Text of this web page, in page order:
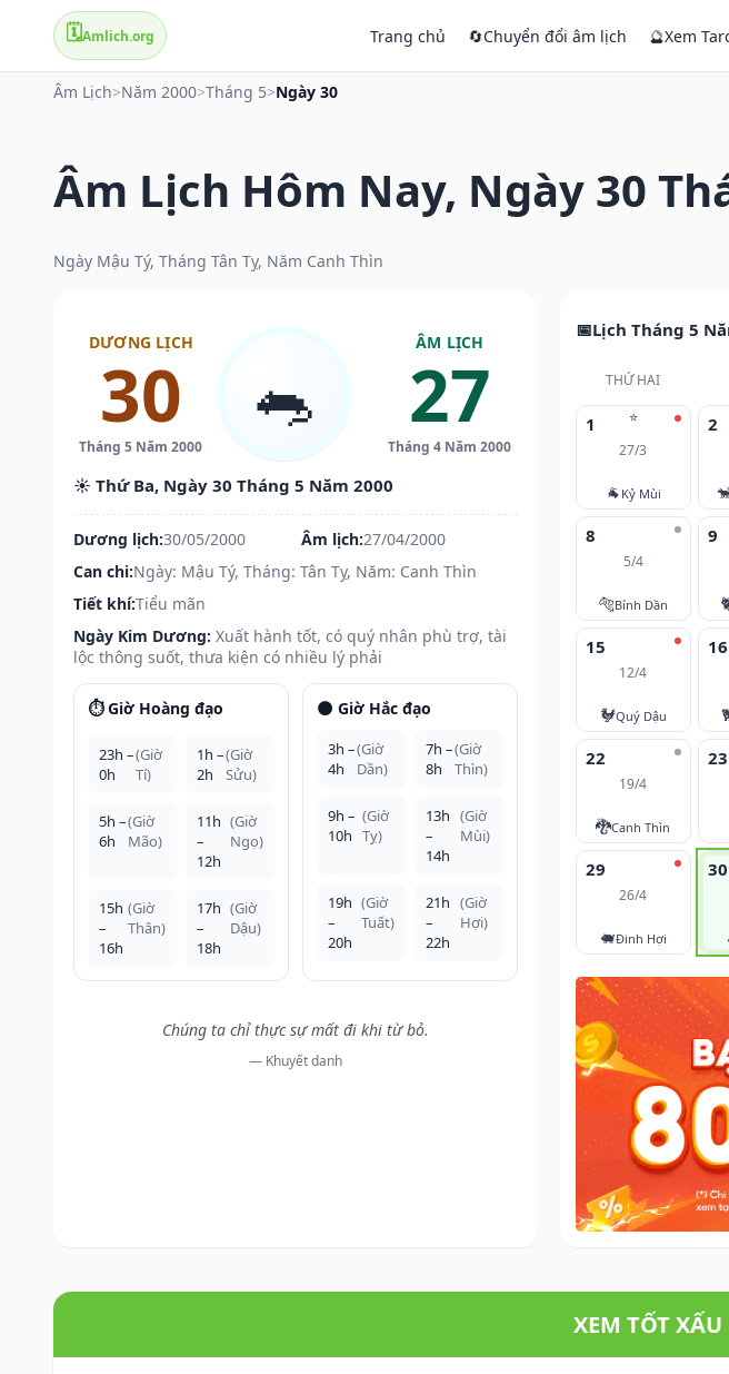
🗓️Amlich.org Trang chủ 🔄Chuyển đổi âm lịch 🔮Xem
Âm Lịch>Năm 2000>Tháng 5>Ngày 30
Âm Lịch Hôm Nay, Ngày 30
Ngày Mậu Tý, Tháng Tân Tỵ, Năm Canh Thìn
DƯƠNG LỊCH
30
Tháng 5 Năm 2000
🐀
ÂM LỊCH
27
Tháng 4 Năm 2000
☀️ Thứ Ba, Ngày 30 Tháng 5 Năm 2000
Dương lịch:30/05/2000 Âm lịch:27/04/2000
Can chi:Ngày: Mậu Tý, Tháng: Tân Tỵ, Năm: Canh Thìn
Tiết khí:Tiểu mãn
Ngày Kim Dương: Xuất hành tốt, có quý nhân phù trợ, tài
lộc thông suốt, thưa kiện có nhiều lý phải
⏱️ Giờ Hoàng đạo
23h –
0h
(Giờ
Tí)
1h –
2h
(Giờ
Sửu)
5h –
6h
(Giờ
Mão)
11h
–
12h
(Giờ
Ngọ)
15h
–
16h
(Giờ
Thân)
17h
–
18h
(Giờ
Dậu)
🌑 Giờ Hắc đạo
3h –
4h
(Giờ
Dần)
7h –
8h
(Giờ
Thìn)
9h –
10h
(Giờ
Tỵ)
13h
–
14h
(Giờ
Mùi)
19h
–
20h
(Giờ
Tuất)
21h
–
22h
(Giờ
Hợi)
Chúng ta chỉ thực sự mất đi khi từ bỏ.
— Khuyết danh
Lịch Tháng 5
THỨ HAI
⭐
1
27/3
🐐 Kỷ Mùi
2
8
5/4
🐅Bính Dần
9
15
12/4
🐓Quý Dậu
16
22
19/4
🐉Canh Thìn
23
29
26/4
🐖Đinh Hợi
30
XEM TỐT